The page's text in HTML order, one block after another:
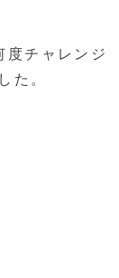
度チャレンジ
た。